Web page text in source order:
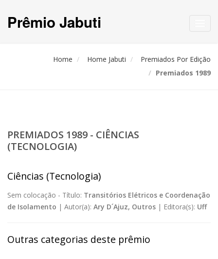
Prêmio Jabuti
Home Home Jabuti
Premiados Por Edição
Premiados 1989
PREMIADOS 1989 - CIÊNCIAS
(TECNOLOGIA)
Ciências (Tecnologia)
Sem colocação - Título: Transitórios Elétricos e Coordenação
de Isolamento | Autor(a): Ary D´Ajuz, Outros | Editora(s): Uff
Outras categorias deste prêmio